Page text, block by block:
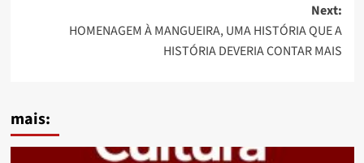
Next:
HOMENAGEM À MANGUEIRA, UMA HISTÓRIA QUE A
HISTÓRIA DEVERIA CONTAR MAIS
mais: